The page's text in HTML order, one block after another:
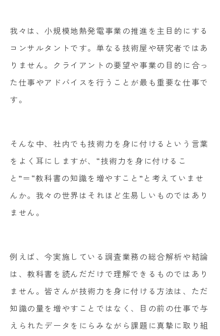
我々は、小規模地熱発電事業の推進を主目的にする
コンサルタントです。単なる技術屋や研究者ではあ
りません。クライアントの要望や事業の目的に合っ
た仕事やアドバイスを行うことが最も重要な仕事で
す。
そんな中、社内でも技術力を身に付けるという言葉
をよく耳にしますが、“技術力を身に付けるこ
と”＝“教科書の知識を増やすこと”と考えていませ
んか。我々の世界はそれほど生易しいものではあり
ません。
例えば、今実施している調査業務の総合解析や結論
は、教科書を読んだだけで理解できるものではあり
ません。皆さんが技術力を身に付ける方法は、ただ
知識の量を増やすことではなく、目の前の仕事で与
えられたデータをにらみながら課題に真摯に取り組